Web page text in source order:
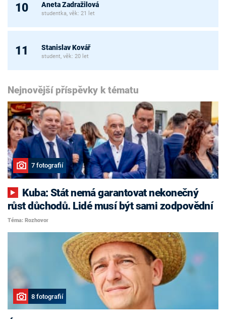
10 Aneta Zadražilová
studentka, věk: 21 let
11 Stanislav Kovář
student, věk: 20 let
Nejnovější příspěvky k tématu
7 fotografií
růst důchodů. Lidé musí být sami zodpovědní
Téma: Rozhovor
8 fotografií